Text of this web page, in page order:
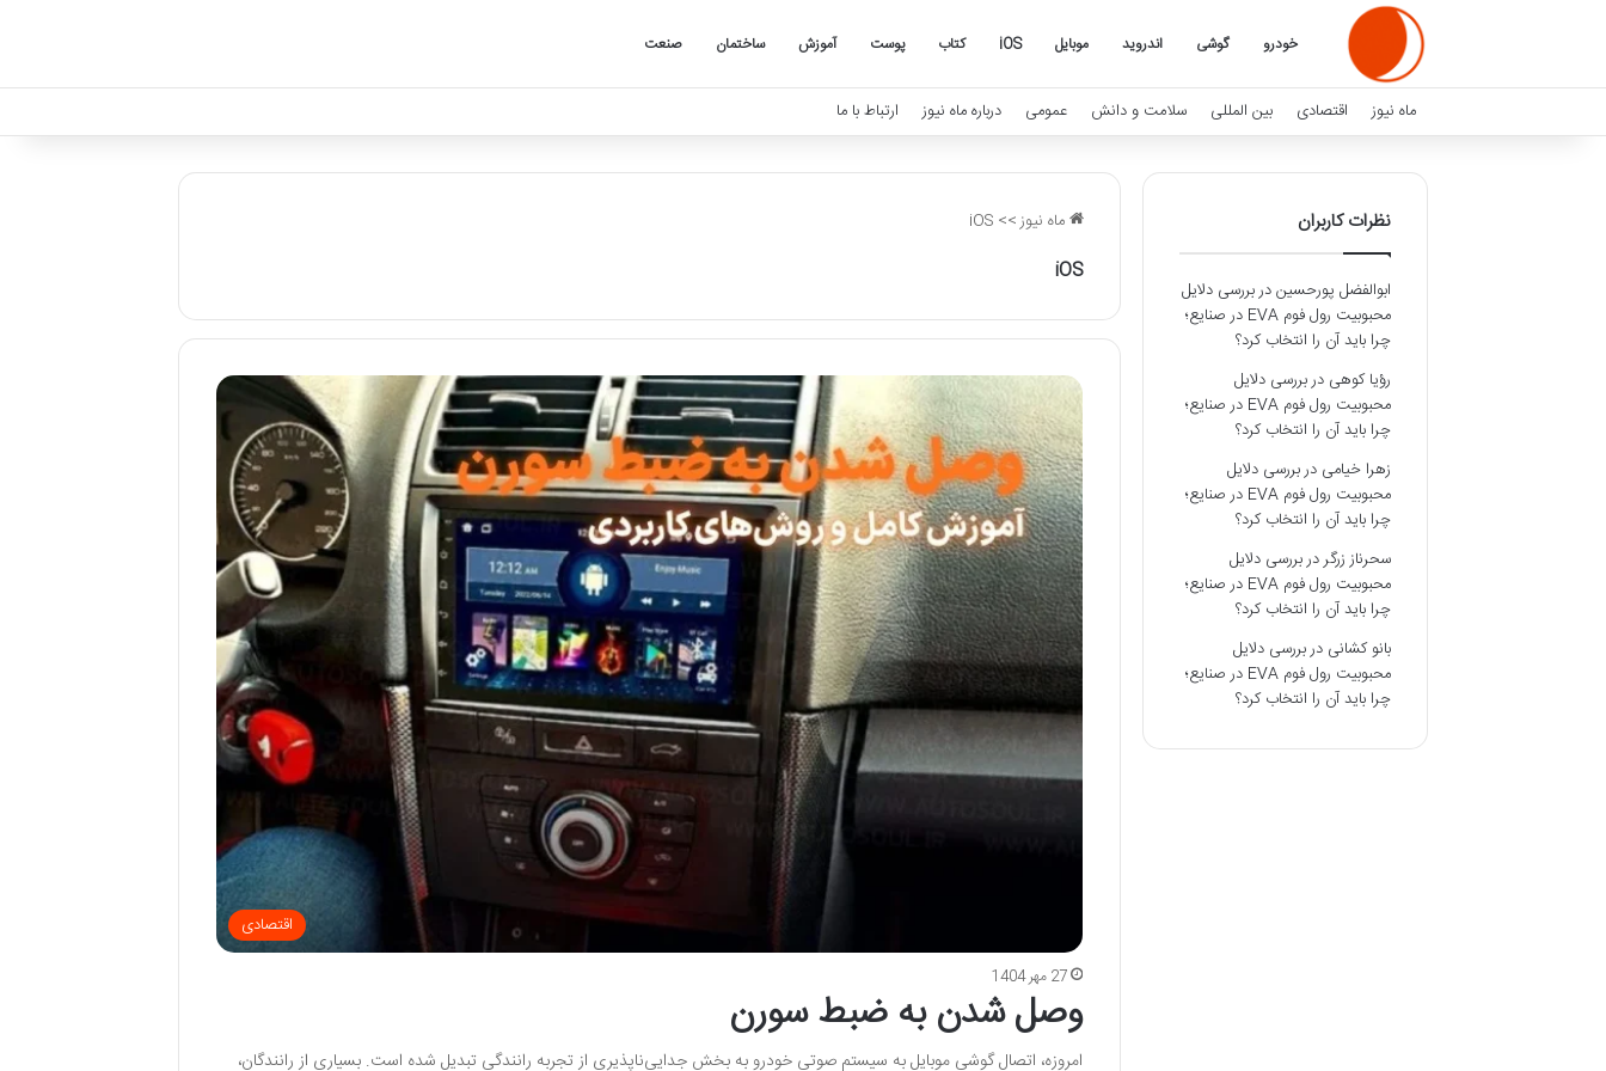
خودرو گوشی اندروید موبایل iOS کتاب پوست آموزش ساختمان صنعت
ماه نیوز اقتصادی بین المللی سلامت و دانش عمومی درباره ماه نیوز ارتباط با ما
ماه نیوز>>
iOS
iOS
اقتصادی
27 مهر 1404
وصل شدن به ضبط سورن
امروزه، اتصال گوشی موبایل به سیستم صوتی خودرو به بخش جدایی‌ناپذیری از تجربه رانندگی تبدیل شده است. بسیاری از رانندگان،
نظرات کاربران
ابوالفضل پورحسیندربررسی دلایل
محبوبیت رول فوم EVA در صنایع؛
چرا باید آن را انتخاب کرد؟
رؤیا کوهی دربررسی دلایل
محبوبیت رول فوم EVA در صنایع؛
چرا باید آن را انتخاب کرد؟
زهرا خیامی دربررسی دلایل
محبوبیت رول فوم EVA در صنایع؛
چرا باید آن را انتخاب کرد؟
سحرناز زرگردربررسی دلایل
محبوبیت رول فوم EVA در صنایع؛
چرا باید آن را انتخاب کرد؟
بانو کشانی دربررسی دلایل
محبوبیت رول فوم EVA در صنایع؛
چرا باید آن را انتخاب کرد؟